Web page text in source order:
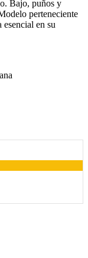
Bajo, puños y
perteneciente
en su